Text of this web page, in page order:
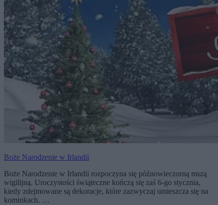
Boże Narodzenie w Irlandii
Boże Narodzenie w Irlandii rozpoczyna się późnowieczorną mszą
wigilijną. Uroczystości świąteczne kończą się zaś 6-go stycznia,
kiedy zdejmowane są dekoracje, które zazwyczaj umieszcza się na
kominkach. …